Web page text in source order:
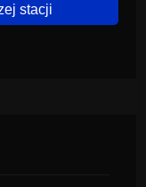
stacji